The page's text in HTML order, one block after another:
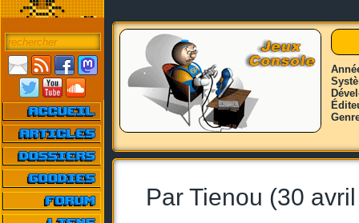
Par Tienou (30